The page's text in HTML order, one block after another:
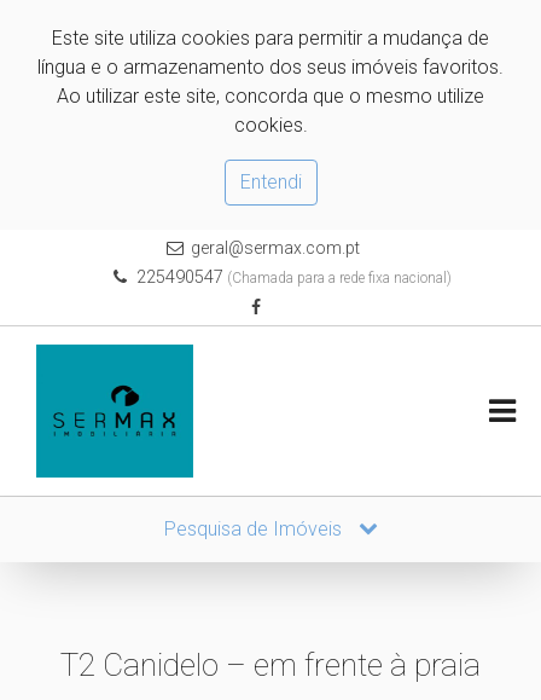
Este site utiliza cookies para permitir a mudança de
língua e o armazenamento dos seus imóveis favoritos.
Ao utilizar este site, concorda que o mesmo utilize
cookies.
Entendi
geral@sermax.com.pt
225490547 (Chamada para a rede fixa nacional)
Pesquisa de Imóveis
T2 Canidelo – em frente à praia